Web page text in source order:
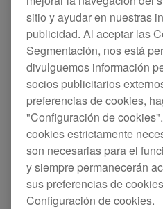
Ya está disponible el
OPUS-QUAD.
Esta actualización
[NEW]
Compatibilidad con
para Beatport
CloudDirectPlay
sitio y ayudar en nuestras
publicidad. Al aceptar las
Segmentación, nos está
divulguemos información
socios publicitarios
preferencias de cookies,
"Configuración de
cookies estrictamente
son necesarias para el
y siempre permanecerán
sus preferencias de
Configuración de cookies.